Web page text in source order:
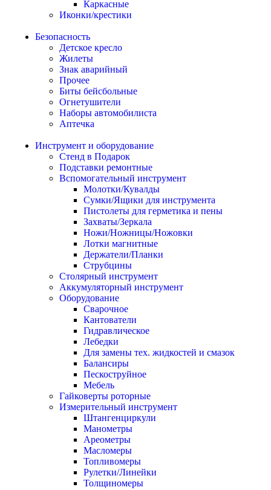
Каркасные
Иконки/крестики
Безопасность
Детское кресло
Жилеты
Знак аварийный
Прочее
Биты бейсбольные
Огнетушители
Наборы автомобилиста
Аптечка
Инструмент и оборудование
Стенд в Подарок
Подставки ремонтные
Вспомогательный инструмент
Молотки/Кувалды
Сумки/Ящики для инструмента
Пистолеты для герметика и пены
Захваты/Зеркала
Ножи/Ножницы/Ножовки
Лотки магнитные
Держатели/Планки
Струбцины
Столярный инструмент
Аккумуляторный инструмент
Оборудование
Сварочное
Кантователи
Гидравлическое
Лебедки
Для замены тех. жидкостей и смазок
Балансиры
Пескоструйное
Мебель
Гайковерты роторные
Измерительный инструмент
Штангенциркули
Манометры
Ареометры
Масломеры
Топливомеры
Рулетки/Линейки
Толщиномеры